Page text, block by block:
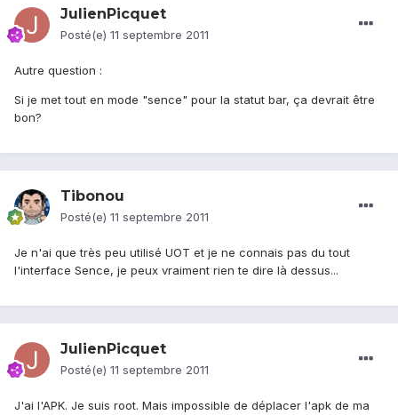
JulienPicquet
Posté(e) 11 septembre 2011
Autre question :
Si je met tout en mode "sence" pour la statut bar, ça devrait être
bon?
Tibonou
Posté(e) 11 septembre 2011
Je n'ai que très peu utilisé UOT et je ne connais pas du tout
l'interface Sence, je peux vraiment rien te dire là dessus...
JulienPicquet
Posté(e) 11 septembre 2011
J'ai l'APK. Je suis root. Mais impossible de déplacer l'apk de ma